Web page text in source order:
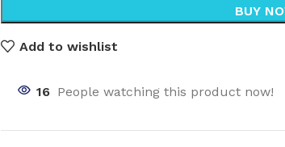
BUY
Add to wishlist
16 People watching this product now!